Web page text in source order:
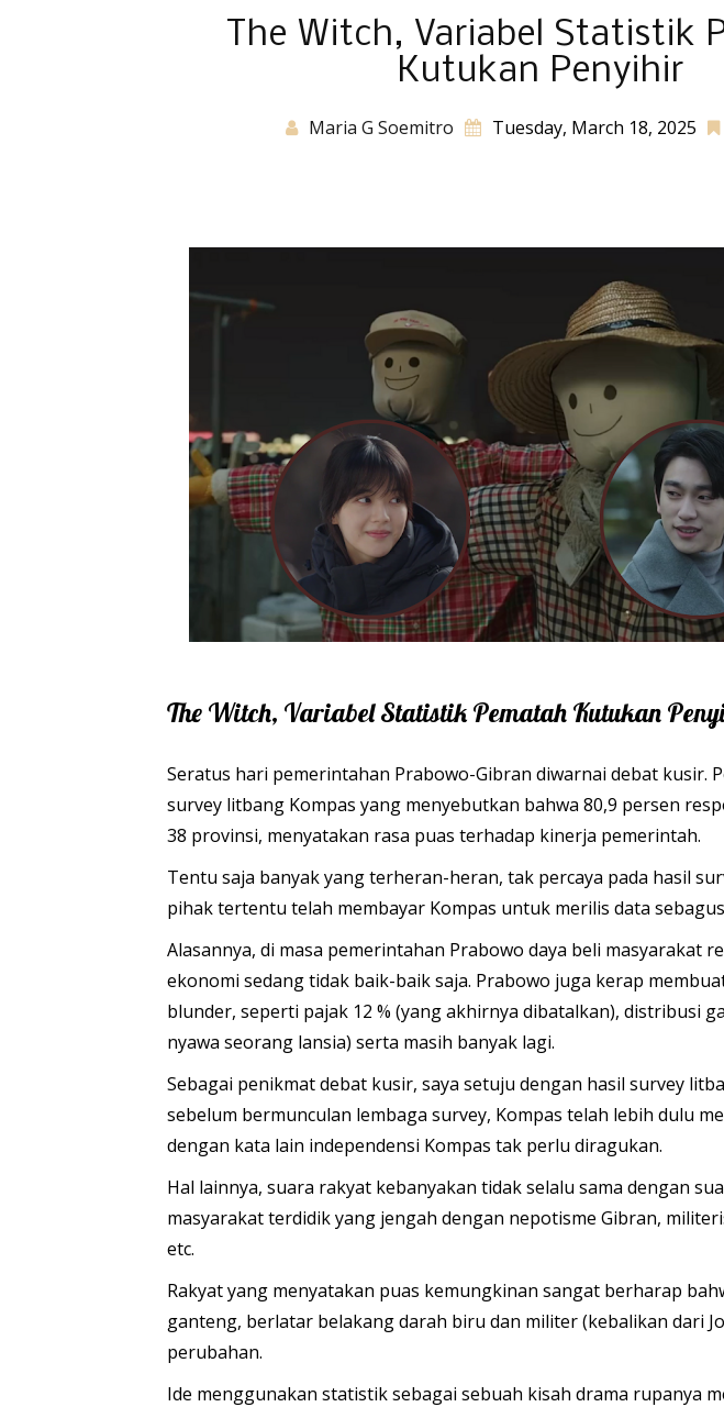
The Witch, Variabel Statistik
Kutukan Penyihir
Maria G Soemitro Tuesday, March 18, 2025
The Witch, Variabel Statistik Pematah Kutukan
Seratus hari pemerintahan Prabowo-Gibran diwarnai debat kusir.
survey litbang Kompas yang menyebutkan bahwa 80,9 persen
38 provinsi, menyatakan rasa puas terhadap kinerja pemerintah.
Tentu saja banyak yang terheran-heran, tak percaya pada hasil
pihak tertentu telah membayar Kompas untuk merilis data
Alasannya, di masa pemerintahan Prabowo daya beli masyarakat
ekonomi sedang tidak baik-baik saja. Prabowo juga kerap
blunder, seperti pajak 12 % (yang akhirnya dibatalkan), distribusi
nyawa seorang lansia) serta masih banyak lagi.
Sebagai penikmat debat kusir, saya setuju dengan hasil survey
sebelum bermunculan lembaga survey, Kompas telah lebih dulu
dengan kata lain independensi Kompas tak perlu diragukan.
Hal lainnya, suara rakyat kebanyakan tidak selalu sama dengan
masyarakat terdidik yang jengah dengan nepotisme Gibran,
etc.
Rakyat yang menyatakan puas kemungkinan sangat berharap
ganteng, berlatar belakang darah biru dan militer (kebalikan dari
perubahan.
Ide menggunakan statistik sebagai sebuah kisah drama rupanya